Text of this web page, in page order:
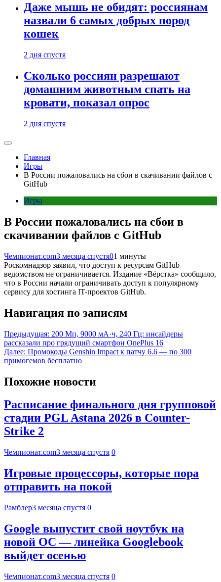
Даже мышь не обидят: россиянам
назвали 6 самых добрых пород
кошек
2 дня спустя
Сколько россиян разрешают
домашним животным спать на
кровати, показал опрос
2 дня спустя
Главная
Игры
В России пожаловались на сбои в скачивании файлов с
GitHub
Игры
В России пожаловались на сбои в
скачивании файлов с GitHub
Чемпионат.com3 месяца спустя01 минуты
Роскомнадзор заявил, что доступ к ресурсам GitHub
ведомством не ограничивается. Издание «Вёрстка» сообщило,
что в России начали ограничивать доступ к популярному
сервису для хостинга IT-проектов GitHub.
Навигация по записям
Предыдущая: 200 Мп, 9000 мА·ч, 240 Гц: инсайдеры
рассказали про грядущий смартфон OnePlus 16
Далее: Промокоды Genshin Impact к патчу 6.6 — по 300
примогемов бесплатно
Похожие новости
Расписание финального дня групповой
стадии PGL Astana 2026 в Counter-
Strike 2
Чемпионат.com3 месяца спустя 0
Игровые процессоры, которые пора
отправить на покой
Рамблер3 месяца спустя 0
Google выпустит свой ноутбук на
новой ОС — линейка Googlebook
выйдет осенью
Чемпионат.com3 месяца спустя 0